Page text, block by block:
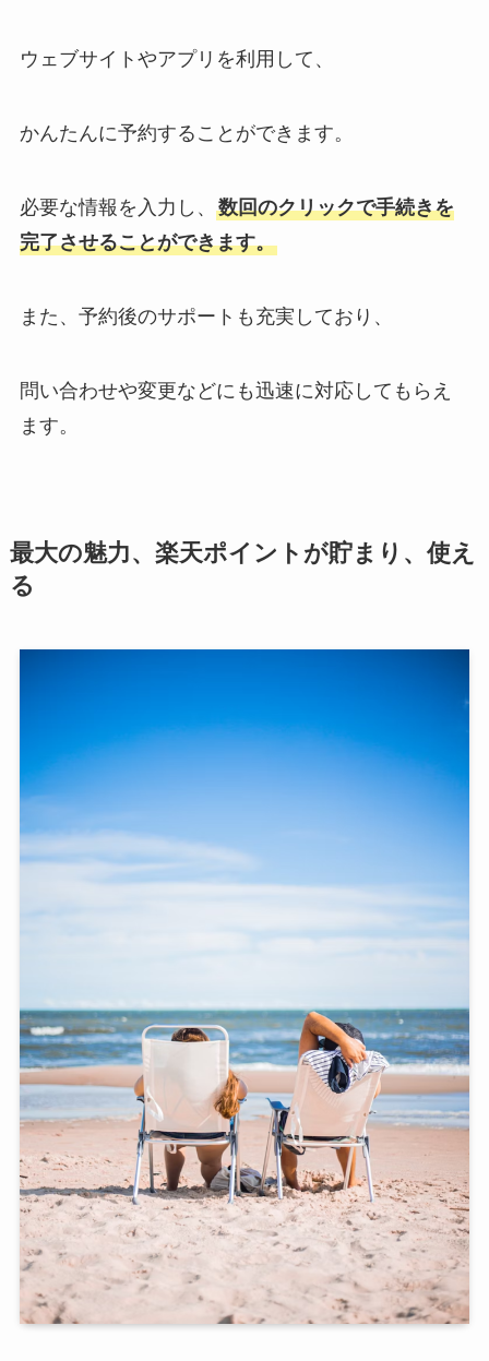
ウェブサイトやアプリを利用して、
かんたんに予約することができます。
必要な情報を入力し、 数回のクリックで手続きを
完了させることができます。
また、予約後のサポートも充実しており、
問い合わせや変更などにも迅速に対応してもらえ
ます。
最大の魅力、楽天ポイントが貯まり、使え
る